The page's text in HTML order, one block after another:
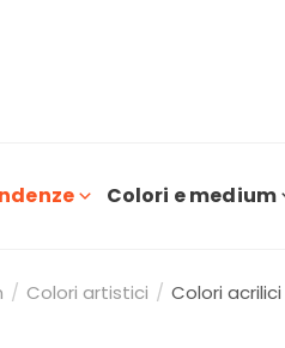
Colori e medium
/ Colori artistici / Colori acrilici